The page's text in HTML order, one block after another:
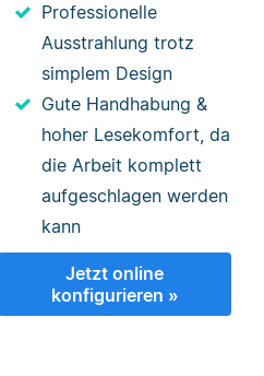
Professionelle
Ausstrahlung trotz
simplem Design
Gute Handhabung &
hoher Lesekomfort, da
die Arbeit komplett
aufgeschlagen werden
kann
Jetzt online
konfigurieren »